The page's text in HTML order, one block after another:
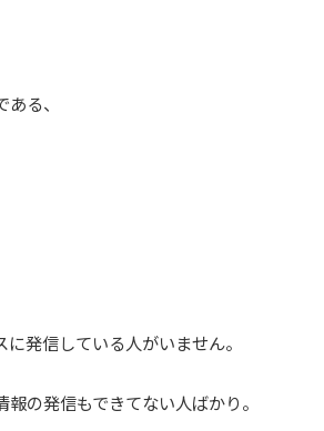
る、
発信している人がいません。
の発信もできてない人ばかり。